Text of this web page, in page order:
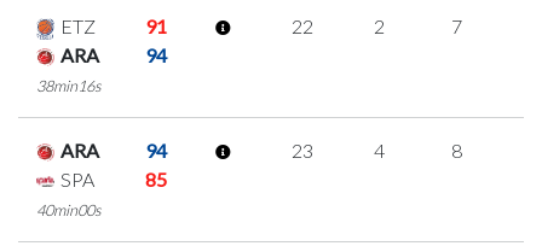
ETZ
91
ARA
94
38min16s
22 2 7
ARA
94
SPA
85
40min00s
23 4 8